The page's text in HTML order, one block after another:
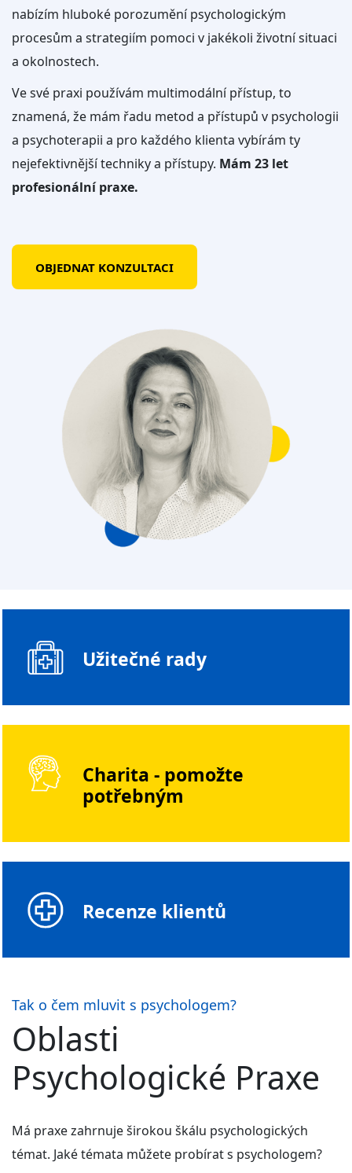
nabízím hluboké porozumění psychologickým
procesům a strategiím pomoci v jakékoli životní situaci
a okolnostech.
Ve své praxi používám multimodální přístup, to
znamená, že mám řadu metod a přístupů v psychologii
a psychoterapii a pro každého klienta vybírám ty
nejefektivnější techniky a přístupy. Mám 23 let
profesionální praxe.
OBJEDNAT KONZULTACI
Užitečné rady
Charita - pomožte
potřebným
Recenze klientů
Tak o čem mluvit s psychologem?
Oblasti
Psychologické Praxe
Má praxe zahrnuje širokou škálu psychologických
témat. Jaké témata můžete probírat s psychologem?